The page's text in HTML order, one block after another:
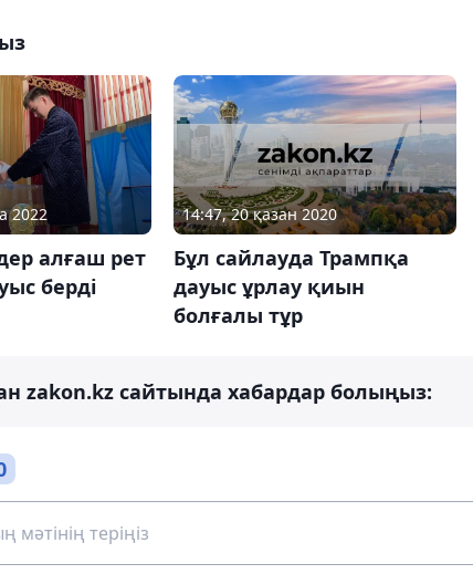
2022
алғаш рет
берді
14:47, 20 қазан 2020
Бұл сайлауда Трампқа
дауыс ұрлау қиын
болғалы тұр
zakon.kz сайтында хабардар болыңыз: